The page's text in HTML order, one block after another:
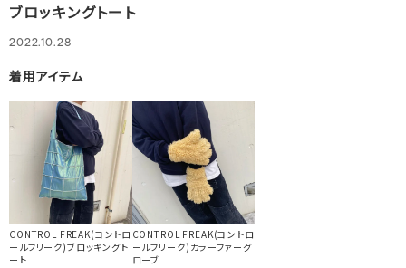
ブロッキングトート
2022.10.28
着用アイテム
CONTROL FREAK(コントロ
ールフリーク)ブロッキングト
ート
CONTROL FREAK(コントロ
ールフリーク)カラーファーグ
ローブ